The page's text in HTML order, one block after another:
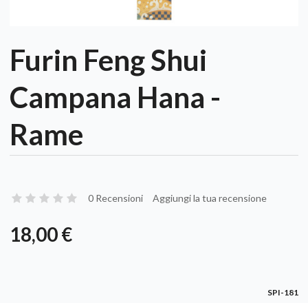
Furin Feng Shui
Campana Hana -
Rame
0 Recensioni Aggiungi la tua recensione
18,00 €
SPI-181